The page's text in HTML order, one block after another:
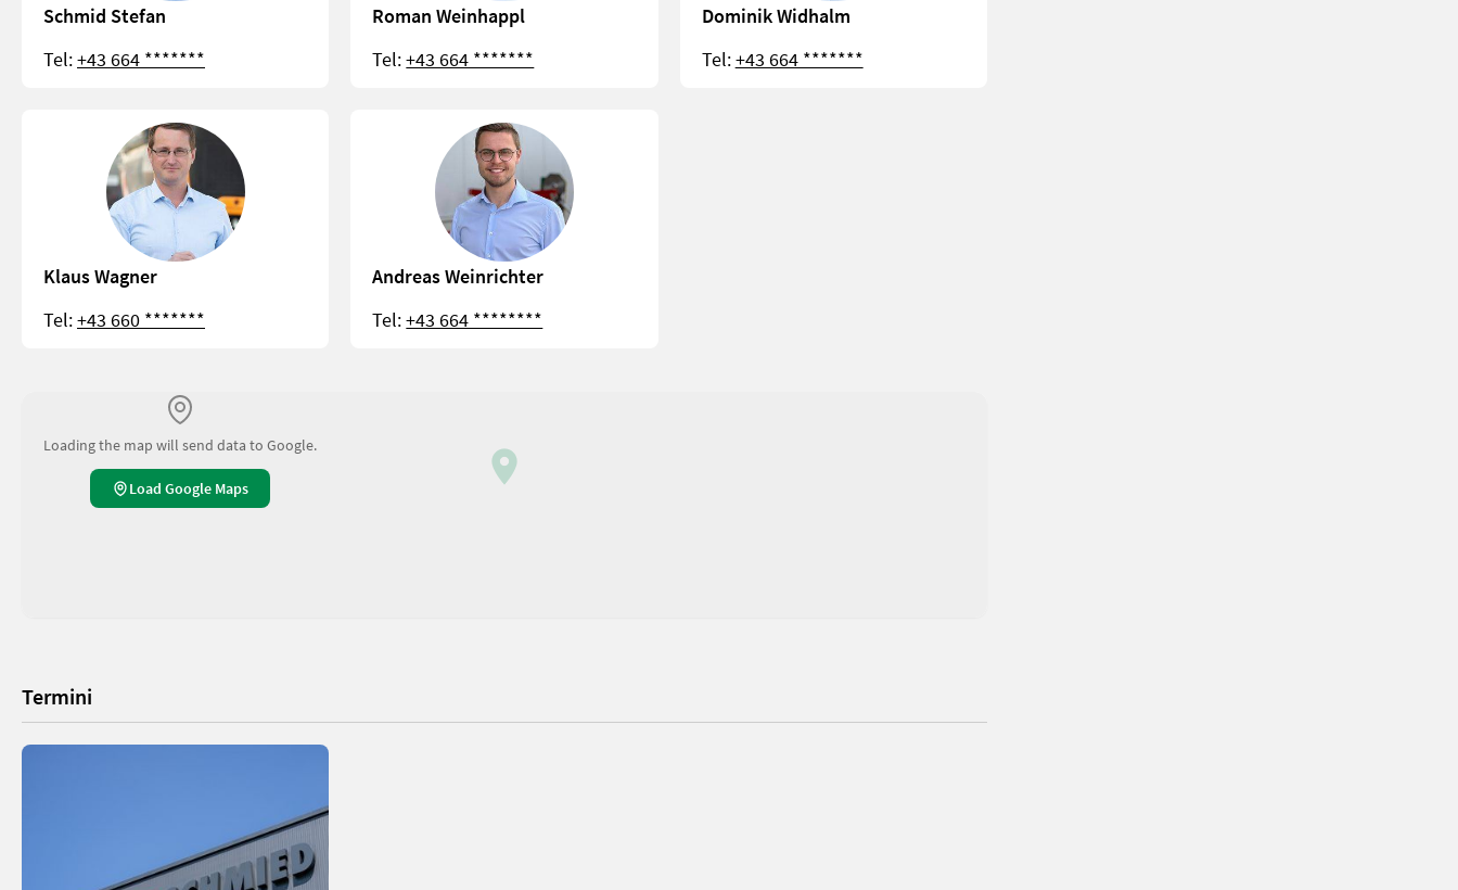
Schmid Stefan
Tel:+43 664 *******
Roman Weinhappl
Tel:+43 664 *******
Dominik Widhalm
Tel:+43 664 *******
Klaus Wagner
Tel:+43 660 *******
Andreas Weinrichter
Tel:+43 664 ********
Loading the map will send data to Google.
Load Google Maps
Termini